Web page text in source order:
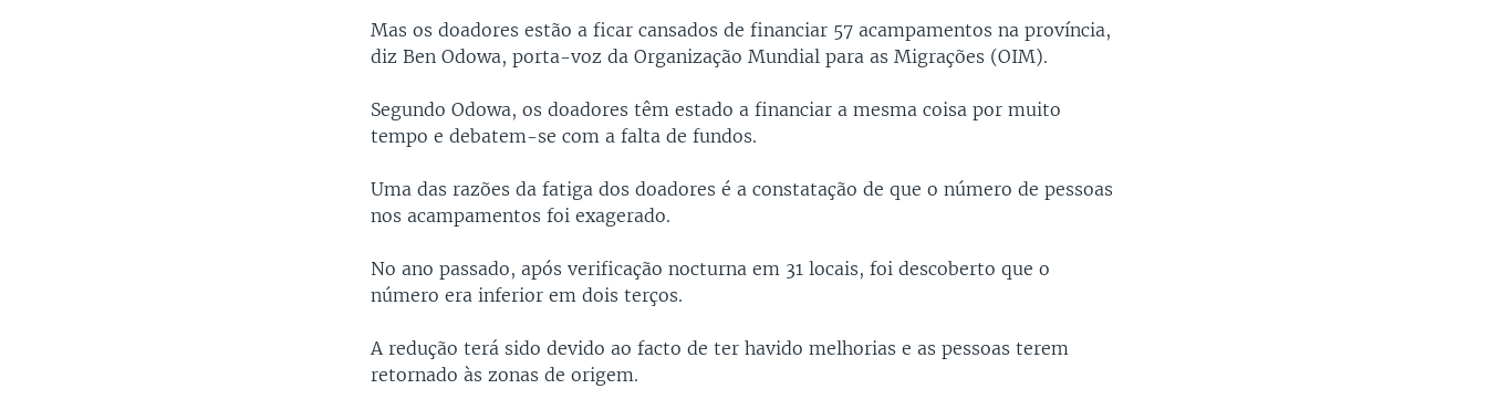
Mas os doadores estão a ficar cansados de financiar 57 acampamentos na província,
diz Ben Odowa, porta-voz da Organização Mundial para as Migrações (OIM).
Segundo Odowa, os doadores têm estado a financiar a mesma coisa por muito
tempo e debatem-se com a falta de fundos.
Uma das razões da fatiga dos doadores é a constatação de que o número de pessoas
nos acampamentos foi exagerado.
No ano passado, após verificação nocturna em 31 locais, foi descoberto que o
número era inferior em dois terços.
A redução terá sido devido ao facto de ter havido melhorias e as pessoas terem
retornado às zonas de origem.